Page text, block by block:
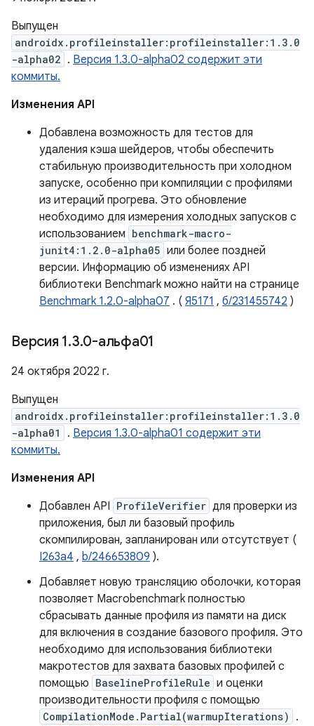
Выпущен
androidx.profileinstaller:profileinstaller:1.3.0
-alpha02 . Версия 1.3.0-alpha02 содержит эти
коммиты.
Изменения API
Добавлена ​​возможность для тестов для
удаления кэша шейдеров, чтобы обеспечить
стабильную производительность при холодном
запуске, особенно при компиляции с профилями
из итераций прогрева. Это обновление
необходимо для измерения холодных запусков с
использованием benchmark-macro-
junit4:1.2.0-alpha05 или более поздней
версии. Информацию об изменениях API
библиотеки Benchmark можно найти на странице
Benchmark 1.2.0-alpha07 . ( Я5171 , б/231455742 )
Версия 1.3.0-альфа01
24 октября 2022 г.
Выпущен
androidx.profileinstaller:profileinstaller:1.3.0
-alpha01
. Версия 1.3.0-alpha01 содержит эти
коммиты.
Изменения API
Добавлен API ProfileVerifier для проверки из
приложения, был ли базовый профиль
скомпилирован, запланирован или отсутствует (
I263a4 , b/246653809 ).
Добавляет новую трансляцию оболочки, которая
позволяет Macrobenchmark полностью
сбрасывать данные профиля из памяти на диск
для включения в создание базового профиля. Это
необходимо для использования библиотеки
макротестов для захвата базовых профилей с
помощью BaselineProfileRule и оценки
производительности профиля с помощью
CompilationMode.Partial(warmupIterations)
.